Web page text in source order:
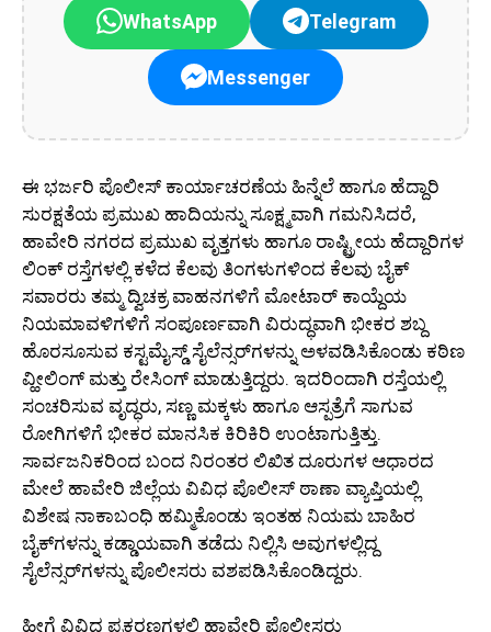
WhatsApp Telegram
Messenger
ಈ ಭರ್ಜರಿ ಪೊಲೀಸ್ ಕಾರ್ಯಾಚರಣೆಯ ಹಿನ್ನೆಲೆ ಹಾಗೂ ಹೆದ್ದಾರಿ
ಸುರಕ್ಷತೆಯ ಪ್ರಮುಖ ಹಾದಿಯನ್ನು ಸೂಕ್ಷ್ಮವಾಗಿ ಗಮನಿಸಿದರೆ,
ಹಾವೇರಿ ನಗರದ ಪ್ರಮುಖ ವೃತ್ತಗಳು ಹಾಗೂ ರಾಷ್ಟ್ರೀಯ ಹೆದ್ದಾರಿಗಳ
ಲಿಂಕ್ ರಸ್ತೆಗಳಲ್ಲಿ ಕಳೆದ ಕೆಲವು ತಿಂಗಳುಗಳಿಂದ ಕೆಲವು ಬೈಕ್
ಸವಾರರು ತಮ್ಮ ದ್ವಿಚಕ್ರ ವಾಹನಗಳಿಗೆ ಮೋಟಾರ್ ಕಾಯ್ದೆಯ
ನಿಯಮಾವಳಿಗಳಿಗೆ ಸಂಪೂರ್ಣವಾಗಿ ವಿರುದ್ಧವಾಗಿ ಭೀಕರ ಶಬ್ದ
ಹೊರಸೂಸುವ ಕಸ್ಟಮೈಸ್ಡ್ ಸೈಲೆನ್ಸರ್‌ಗಳನ್ನು ಅಳವಡಿಸಿಕೊಂಡು ಕಠಿಣ
ವ್ಹೀಲಿಂಗ್ ಮತ್ತು ರೇಸಿಂಗ್ ಮಾಡುತ್ತಿದ್ದರು. ಇದರಿಂದಾಗಿ ರಸ್ತೆಯಲ್ಲಿ
ಸಂಚರಿಸುವ ವೃದ್ಧರು, ಸಣ್ಣ ಮಕ್ಕಳು ಹಾಗೂ ಆಸ್ಪತ್ರೆಗೆ ಸಾಗುವ
ರೋಗಿಗಳಿಗೆ ಭೀಕರ ಮಾನಸಿಕ ಕಿರಿಕಿರಿ ಉಂಟಾಗುತ್ತಿತ್ತು.
ಸಾರ್ವಜನಿಕರಿಂದ ಬಂದ ನಿರಂತರ ಲಿಖಿತ ದೂರುಗಳ ಆಧಾರದ
ಮೇಲೆ ಹಾವೇರಿ ಜಿಲ್ಲೆಯ ವಿವಿಧ ಪೊಲೀಸ್ ಠಾಣಾ ವ್ಯಾಪ್ತಿಯಲ್ಲಿ
ವಿಶೇಷ ನಾಕಾಬಂಧಿ ಹಮ್ಮಿಕೊಂಡು ಇಂತಹ ನಿಯಮ ಬಾಹಿರ
ಬೈಕ್‌ಗಳನ್ನು ಕಡ್ಡಾಯವಾಗಿ ತಡೆದು ನಿಲ್ಲಿಸಿ ಅವುಗಳಲ್ಲಿದ್ದ
ಸೈಲೆನ್ಸರ್‌ಗಳನ್ನು ಪೊಲೀಸರು ವಶಪಡಿಸಿಕೊಂಡಿದ್ದರು.
ಹೀಗೆ ವಿವಿಧ ಪ್ರಕರಣಗಳಲ್ಲಿ ಹಾವೇರಿ ಪೊಲೀಸರು